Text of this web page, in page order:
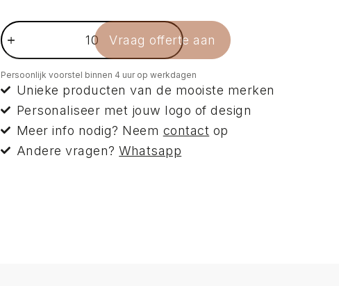
Vraag offerte aan
Persoonlijk voorstel binnen 4 uur op werkdagen
Unieke producten van de mooiste merken
Personaliseer met jouw logo of design
Meer info nodig? Neem contact op
Andere vragen?Whatsapp